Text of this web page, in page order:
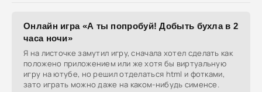
Онлайн игра «А ты попробуй! Добыть бухла в 2
часа ночи»
Я на листочке замутил игру, сначала хотел сделать как
положено приложением или же хотя бы виртуальную
игру на ютубе, но решил отделаться html и фотками,
зато играть можно даже на каком-нибудь сименсе.